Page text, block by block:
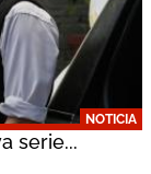
NOTICIA
serie...